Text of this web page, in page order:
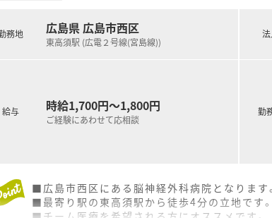
務地 広島県 広島市西区
東高須駅 (広電２号線(宮島線))
給与 時給1,700円～1,800円
ご経験にあわせて応相談
勤
■広島市西区にある脳神経外科病院となります。
■最寄り駅の東高須駅から徒歩4分の立地です。